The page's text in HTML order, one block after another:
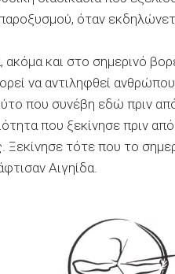
όταν
ακόµα και στο σηµερινό
να αντιληφθεί
που συνέβη εδώ πριν
που ξεκίνησε πριν
Ξεκίνησε τότε που το
Αιγηίδα.